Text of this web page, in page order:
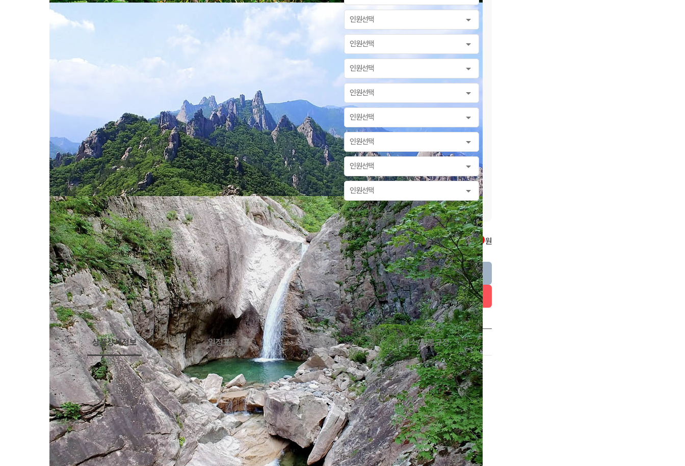
산행인원 인원선택
인원선택
인원선택
인원선택
인원선택
인원선택
인원선택
인원선택
총 예상 결제금액 :0원
버스 좌석 선택하기
예약하기
상품상세정보 일정표 유의사항 취소/환불규정